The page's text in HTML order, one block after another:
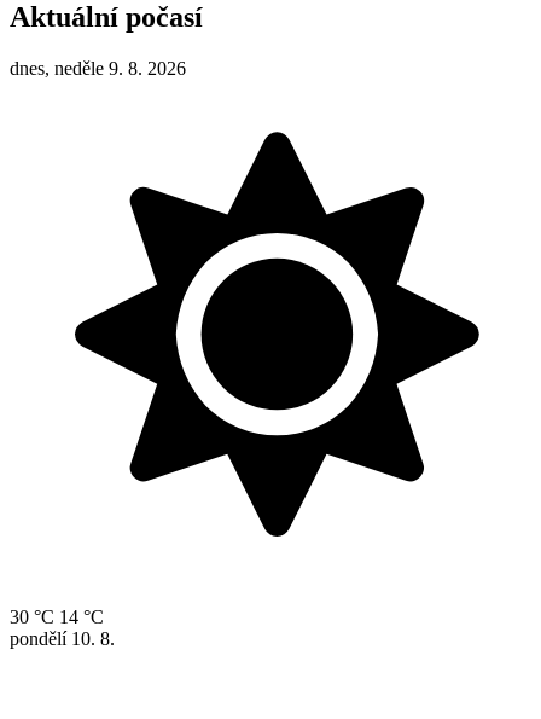
Aktuální počasí
dnes, neděle 9. 8. 2026
30 °C 14 °C
pondělí 10. 8.